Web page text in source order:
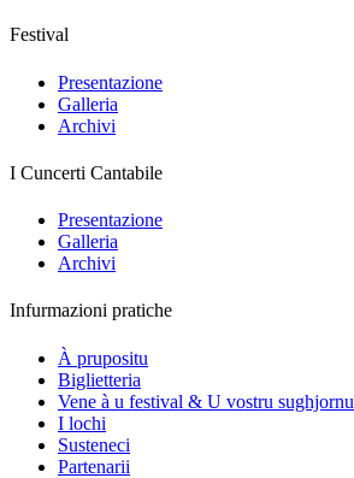
Festival
Presentazione
Galleria
Archivi
I Cuncerti Cantabile
Presentazione
Galleria
Archivi
Infurmazioni pratiche
À prupositu
Biglietteria
Vene à u festival & U vostru sughjornu
I lochi
Susteneci
Partenarii